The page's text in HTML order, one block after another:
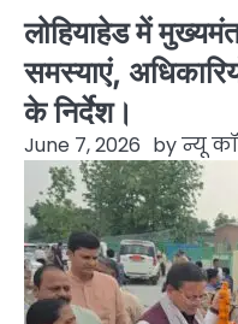
लोहियाहेड में
समस्याएं,
के निर्देश।
June 7, 2026 byन्यू